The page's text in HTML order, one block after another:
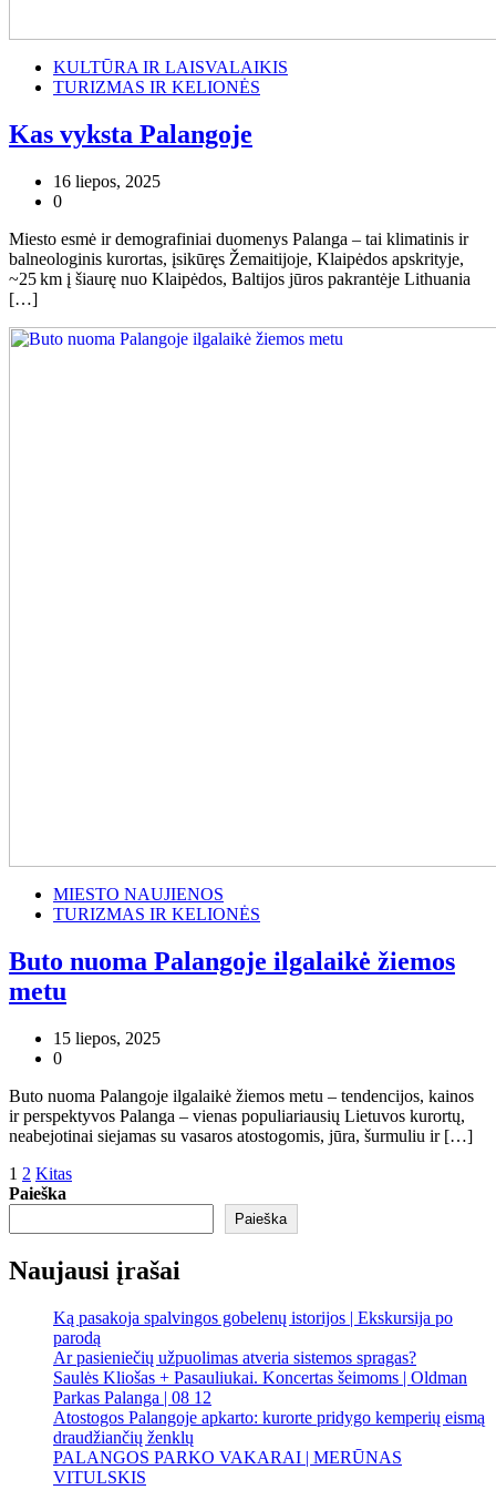
KULTŪRA IR LAISVALAIKIS
TURIZMAS IR KELIONĖS
Kas vyksta Palangoje
16 liepos, 2025
0
Miesto esmė ir demografiniai duomenys Palanga – tai klimatinis ir
balneologinis kurortas, įsikūręs Žemaitijoje, Klaipėdos apskrityje,
~25 km į šiaurę nuo Klaipėdos, Baltijos jūros pakrantėje Lithuania
[…]
MIESTO NAUJIENOS
TURIZMAS IR KELIONĖS
Buto nuoma Palangoje ilgalaikė žiemos
metu
15 liepos, 2025
0
Buto nuoma Palangoje ilgalaikė žiemos metu – tendencijos, kainos
ir perspektyvos Palanga – vienas populiariausių Lietuvos kurortų,
neabejotinai siejamas su vasaros atostogomis, jūra, šurmuliu ir […]
Įrašų
puslapiavimas
1 2 Kitas
Paieška
Paieška
Naujausi įrašai
Ką pasakoja spalvingos gobelenų istorijos | Ekskursija po
parodą
Ar pasieniečių užpuolimas atveria sistemos spragas?
Saulės Kliošas + Pasauliukai. Koncertas šeimoms | Oldman
Parkas Palanga | 08 12
Atostogos Palangoje apkarto: kurorte pridygo kemperių eismą
draudžiančių ženklų
PALANGOS PARKO VAKARAI | MERŪNAS
VITULSKIS